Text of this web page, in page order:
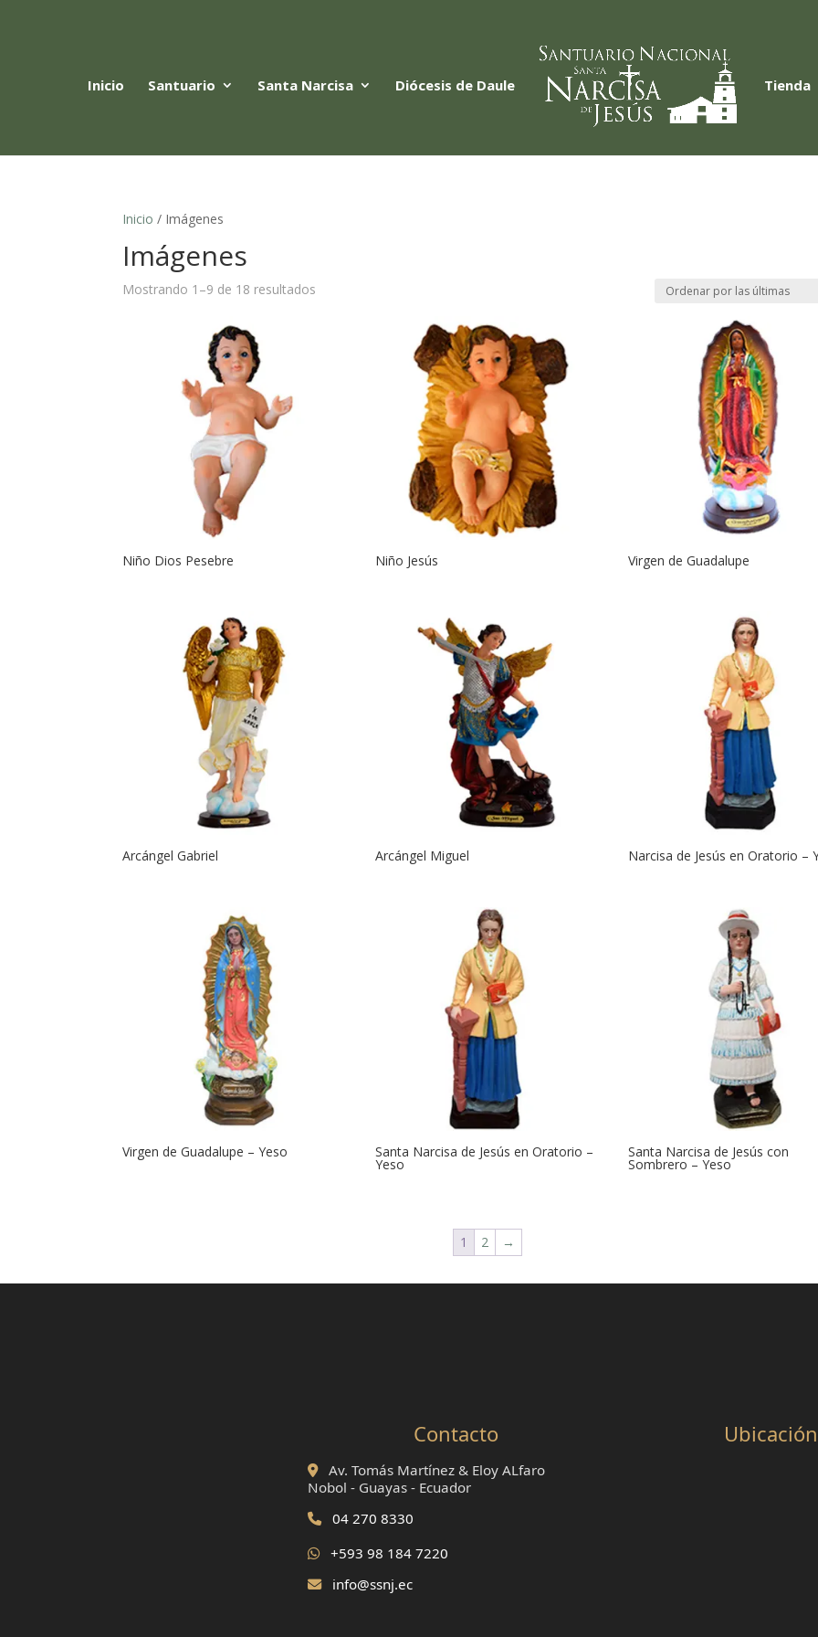
Inicio Santuario Santa Narcisa Diócesis de Daule Tienda
Inicio / Imágenes
Imágenes
Mostrando 1–9 de 18 resultados
Niño Dios Pesebre Niño Jesús Virgen de Guadalupe
Arcángel Gabriel Arcángel Miguel Narcisa de Jesús en Oratorio –
Virgen de Guadalupe – Yeso Santa Narcisa de Jesús en Oratorio –
Yeso
Santa Narcisa de Jesús con
Sombrero – Yeso
1 2 →
Contacto
Av. Tomás Martínez & Eloy ALfaro
Nobol - Guayas - Ecuador
04 270 8330
+593 98 184 7220
info@ssnj.ec
Ubicación